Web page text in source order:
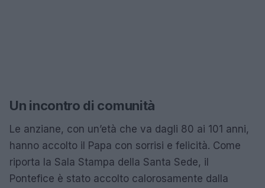
Un incontro di comunità
Le anziane, con un’età che va dagli 80 ai 101 anni,
hanno accolto il Papa con sorrisi e felicità. Come
riporta la Sala Stampa della Santa Sede, il
Pontefice è stato accolto calorosamente dalla